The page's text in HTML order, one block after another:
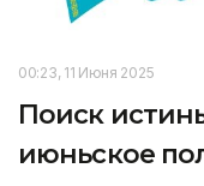
00:23, 11 Июня 2025
Поиск
июньское